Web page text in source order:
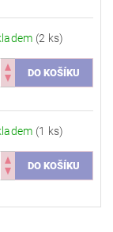
(2 ks)
(1 ks)